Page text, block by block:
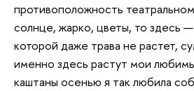
противоположность
солнце, жарко, цветы, то здесь
которой даже трава не растет,
именно здесь растут мои
каштаны осенью я так любила